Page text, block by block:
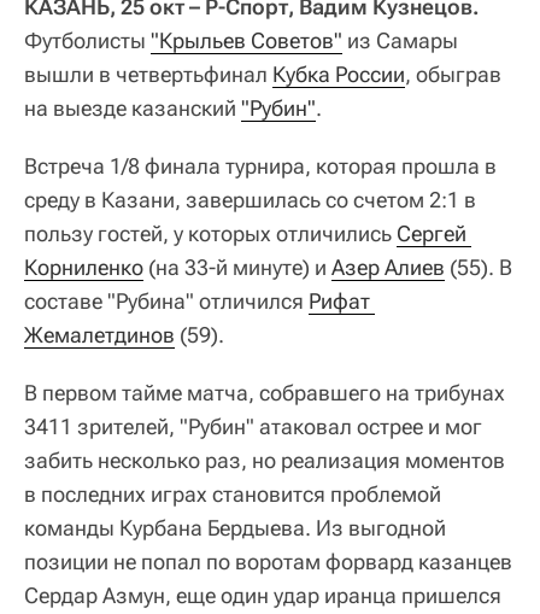
КАЗАНЬ, 25 окт – Р-Спорт, Вадим Кузнецов.
Футболисты "Крыльев Советов" из Самары
вышли в четвертьфинал Кубка России, обыграв
на выезде казанский "Рубин".
Встреча 1/8 финала турнира, которая прошла в
среду в Казани, завершилась со счетом 2:1 в
пользу гостей, у которых отличились Сергей
Корниленко (на 33-й минуте) и Азер Алиев (55). В
составе "Рубина" отличился Рифат
Жемалетдинов (59).
В первом тайме матча, собравшего на трибунах
3411 зрителей, "Рубин" атаковал острее и мог
забить несколько раз, но реализация моментов
в последних играх становится проблемой
команды Курбана Бердыева. Из выгодной
позиции не попал по воротам форвард казанцев
Сердар Азмун, еще один удар иранца пришелся